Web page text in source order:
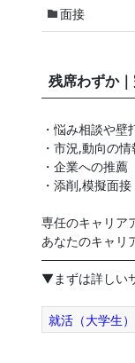
面接
残席わずか
・悩み相談や壁
・市況,動向の
・企業への推薦
・添削,模擬面
専任のキャリア
あなたのキャリ
▼まずは詳しい
就活（大学生）